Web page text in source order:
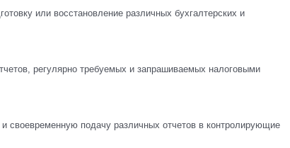
или восстановление различных бухгалтерских и
регулярно требуемых и запрашиваемых налоговыми
и своевременную подачу различных отчетов в контролирующие